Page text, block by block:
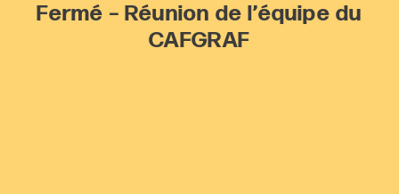
Fermé – Réunion de l’équipe du
CAFGRAF